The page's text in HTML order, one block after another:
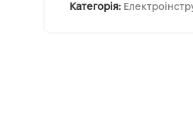
Категорія: